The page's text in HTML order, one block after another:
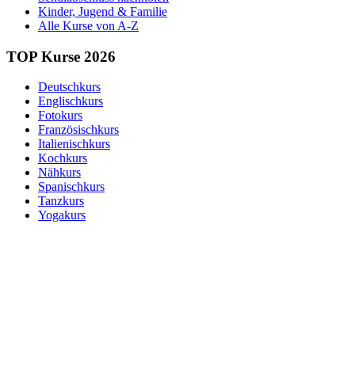
Kinder, Jugend & Familie
Alle Kurse von A-Z
TOP Kurse 2026
Deutschkurs
Englischkurs
Fotokurs
Französischkurs
Italienischkurs
Kochkurs
Nähkurs
Spanischkurs
Tanzkurs
Yogakurs